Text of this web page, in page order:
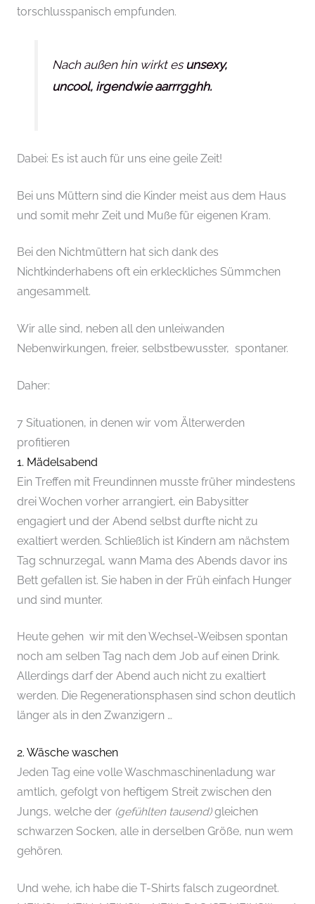
torschlusspanisch empfunden.
Nach außen hin wirkt esunsexy,
uncool, irgendwie aarrrgghh.
Dabei: Es ist auch für uns eine geile Zeit!
Bei uns Müttern sind die Kinder meist aus dem Haus
und somit mehr Zeit und Muße für eigenen Kram.
Bei den Nichtmüttern hat sich dank des
Nichtkinderhabens oft ein erkleckliches Sümmchen
angesammelt.
Wir alle sind, neben all den unleiwanden
Nebenwirkungen, freier, selbstbewusster, spontaner.
Daher:
7 Situationen, in denen wir vom Älterwerden
profitieren
1. Mädelsabend
Ein Treffen mit Freundinnen musste früher mindestens
drei Wochen vorher arrangiert, ein Babysitter
engagiert und der Abend selbst durfte nicht zu
exaltiert werden. Schließlich ist Kindern am nächstem
Tag schnurzegal, wann Mama des Abends davor ins
Bett gefallen ist. Sie haben in der Früh einfach Hunger
und sind munter.
Heute gehen wir mit den Wechsel-Weibsen spontan
noch am selben Tag nach dem Job auf einen Drink.
Allerdings darf der Abend auch nicht zu exaltiert
werden. Die Regenerationsphasen sind schon deutlich
länger als in den Zwanzigern …
2. Wäsche waschen
Jeden Tag eine volle Waschmaschinenladung war
amtlich, gefolgt von heftigem Streit zwischen den
Jungs, welche der (gefühlten tausend)gleichen
schwarzen Socken, alle in derselben Größe, nun wem
gehören.
Und wehe, ich habe die T-Shirts falsch zugeordnet.